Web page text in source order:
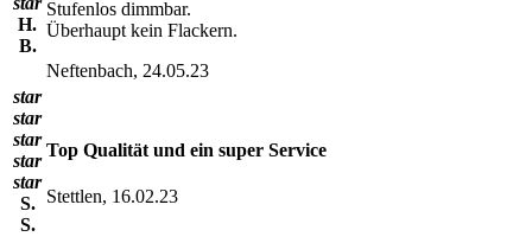
H.
B.
Stufenlos dimmbar.
Überhaupt kein Flackern.
Neftenbach, 24.05.23
star
star
star
star
star
S.
S.
Top Qualität und ein super Service
Stettlen, 16.02.23